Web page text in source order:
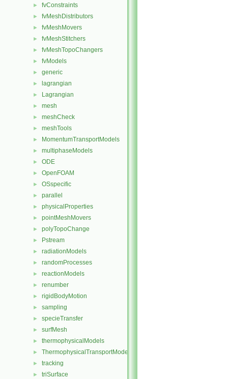
► fvConstraints
► fvMeshDistributors
► fvMeshMovers
► fvMeshStitchers
► fvMeshTopoChangers
► fvModels
► generic
► lagrangian
► Lagrangian
► mesh
► meshCheck
► meshTools
► MomentumTransportModels
► multiphaseModels
► ODE
► OpenFOAM
► OSspecific
► parallel
► physicalProperties
► pointMeshMovers
► polyTopoChange
► Pstream
► radiationModels
► randomProcesses
► reactionModels
► renumber
► rigidBodyMotion
► sampling
► specieTransfer
► surfMesh
► thermophysicalModels
► ThermophysicalTransportModels
► tracking
► triSurface